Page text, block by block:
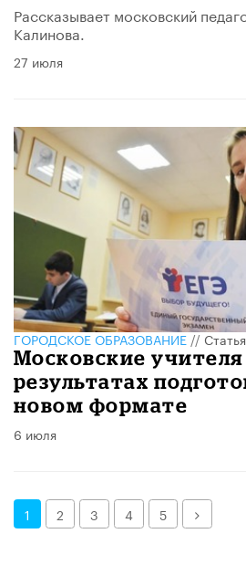
Рассказывает московский
Калинова.
27 июля
ГОРОДСКОЕ ОБРАЗОВАНИЕ//Статья
Московские учителя
результатах
новом формате
6 июля
1 2 3 4 5 Далее